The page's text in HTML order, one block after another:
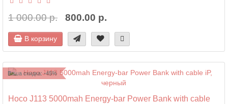
1 000.00 р. 800.00 р.
В корзину
Ваша скидка: -45%
Hoco J113 5000mah Energy-bar Power Bank with cable